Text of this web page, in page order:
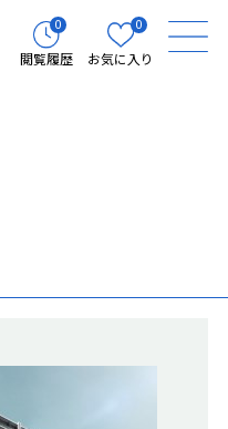
0
閲覧履歴
0
お気に入り